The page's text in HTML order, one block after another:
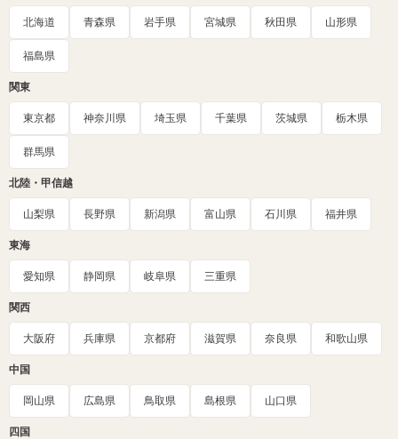
北海道 青森県 岩手県 宮城県 秋田県 山形県
福島県
関東
東京都 神奈川県 埼玉県 千葉県 茨城県 栃木県
群馬県
北陸・甲信越
山梨県 長野県 新潟県 富山県 石川県 福井県
東海
愛知県 静岡県 岐阜県 三重県
関西
大阪府 兵庫県 京都府 滋賀県 奈良県 和歌山県
中国
岡山県 広島県 鳥取県 島根県 山口県
四国